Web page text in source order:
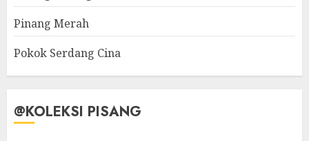
Pinang Merah
Pokok Serdang Cina
@KOLEKSI PISANG